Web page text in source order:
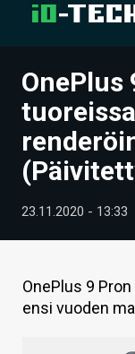
UUTISET
ARTIKKELIT
VIDEOT
TECHBBS
HINTA.FI
OnePlus
tuoreissa
23.11.2020 - 13:33
OnePlus 9
ensi vuoden